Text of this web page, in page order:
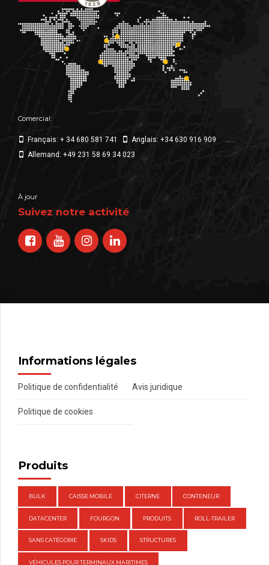
Comercial:
Français: + 34 680 581 741
Anglais: +34 630 916 909
Allemand: +49 231 58 69 34 023
À jour
Suivez notre activité
Informations légales
Politique de confidentialité Avis juridique
Politique de cookies
Produits
BULK CAISSE MOBILE CITERNE CONTENEUR
DATACENTER FOURGON PRODUITS ROLL-TRAILER
SANS CATÉGORIE SKIDS STRUCTURES
VÉHICULES POUR TERMINAUX MARITIMES